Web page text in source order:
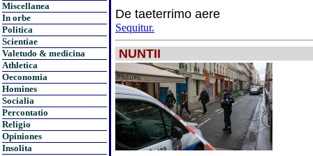
Miscellanea
In orbe
Politica
Scientiae
Valetudo & medicina
Athletica
Oeconomia
Homines
Socialia
Percontatio
Religio
Opiniones
Insolita
De taeterrimo aere
Sequitur.
NUNTII